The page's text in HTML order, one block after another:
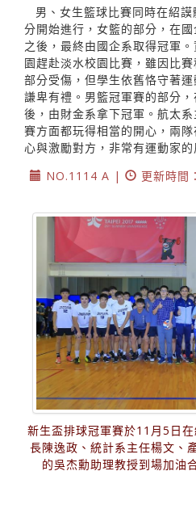
男、女生籃球比賽同時在紹
分開始進行，女籃的部分，在
之後，最終由國企系取得冠軍
園趕赴淡水校園比賽，雖因比
部分受傷，但學生依舊恪守著
謙卑有禮。男籃冠軍賽的部分
後，由財金系拿下冠軍。航太
賽方面都玩得相當的開心，兩
心與激勵對方，非常有運動家的
NO.1114 A |
更新時
新生盃排球冠軍賽於11月5日
長陳逸政、統計系主任楊文、
的吳杰勳助理教授到場加油